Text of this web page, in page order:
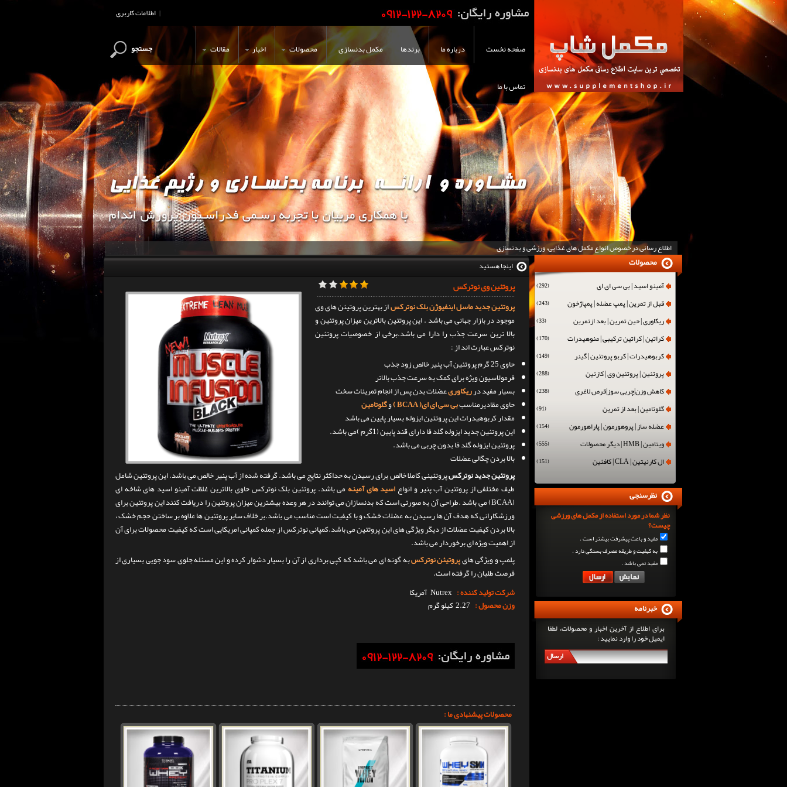
اطلاعات کاربری |
صفحه نخست درباره ما برندها مکمل بدنسازی محصولات اخبار مقالات
تماس با ما
جستجو
اطلاع رسانی در خصوص انواع مکمل های غذایی، ورزشی و بدنسازی
این وب سایت جهت اطلاع رسانی و
اینجا هستید
پروتئین وی نوترکس
پروتئین جدید ماسل اینفیوژن بلک نوترکساز بهترین پروتیئن های وی
موجود در بازار جهانی می باشد . این پروتئین بالاترین میزان پروتئین و
بالا ترین سرعت جذب را دارا می باشد.برخی از خصوصیات پروتئین
نوترکس عبارت اند از :
حاوی 25 گرم پروتئین آب پنیر خالص زود جذب
فرمولاسیون ویژه برای کمک به سرعت جذب بالاتر
بسیار مفید درریکاوریعضلات بدن پس از انجام تمرینات سخت
حاوی مقادیرمناسببی سی ای ای( BCAA ) وگلوتامین
مقدار کربوهیدرات این پروتئین ایزوله بسیار پایین می باشد
این پروتئین جدید ایزوله گلد فا دارای قند پایین (1گرم )می باشد.
پروتئین ایزوله گلد فا بدون چربی می باشد.
بالا بردن چگالی عضلات
پروتئین جدید نوترکسپروتئینی کاملا خالص برای رسیدن به حداکثر نتایج می باشد. گرفته شده از آب پنیر خالص می باشد. این پروتئین شامل
طیف مختلفی از پروتئین آب پنیر و انواعاسید های آمینهمی باشد. پروتئین بلک نوترکس حاوی بالاترین غلظت آمینو اسید های شاخه ای
(BCAA) می باشد .طراحی آن به صورتی است که بدنسازان می توانند در هر وعده بیشترین میزان پروتئین را دریافت کنند این پروتئین برای
ورزشکارانی که هدف آن ها رسیدن به عضلات خشک و با کیفیت است مناسب می باشد.بر خلاف سایر پروتئین ها علاوه بر ساختن حجم خشک ،
بالا بردن کیفیت عضلات از دیگر ویژگی های این پروتئین می باشد.کمپانی نوترکس از جمله کمپانی امریکایی است که کیفیت محصولات برای آن
از اهمیت ویژه ای برخوردار می باشد.
پلمپ و ویژگی هایپروتیئن نوترکسبه گونه ای می باشد که کپی برداری از آن را بسیار دشوار کرده و این مسئله جلوی سود جویی بسیاری از
فرصت طلبان را گرفته است.
شرکت تولید کننده : Nutrex آمریکا
وزن محصول : 2.27 کیلو گرم
محصولات پیشنهادی ما :
آمینو اسید | بی سی ای ای (292)
قبل از تمرین | پمپ عضله | پمپاژخون (243)
ریکاوری | حین تمرین | بعد ازتمرین (33)
کراتین | کراتین ترکیبی | منوهیدرات (170)
کربوهیدرات | کربو پروتئین | گینر (149)
پروتئین | پروتئین وی | کازئین (288)
کاهش وزن|چربی سوز|قرص لاغری (238)
گلوتامین | بعد از تمرین (91)
عضله ساز | پروهورمون | پاراهورمون (154)
ویتامین | HMB | دیگر محصولات (555)
ال کارنیتین | CLA | کافئین (151)
محصولات
نظر شما در مورد استفاده از مکمل های ورزشی
چیست؟
مفید و باعث پیشرفت بیشتر است .
به کیفیت و طریقه مصرف بستگی دارد .
مفید نمی باشد .
نظرسنجی
برای اطلاع از آخرین اخبار و محصولات، لطفا
ایمیل خود را وارد نمایید :
ارسال
خبرنامه